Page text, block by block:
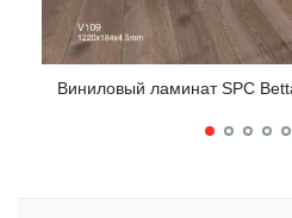
Виниловый ламинат SPC